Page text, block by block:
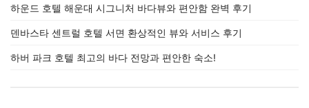
하운드 호텔 해운대 시그니처 바다뷰와 편안함 완벽 후기
덴바스타 센트럴 호텔 서면 환상적인 뷰와 서비스 후기
하버 파크 호텔 최고의 바다 전망과 편안한 숙소!